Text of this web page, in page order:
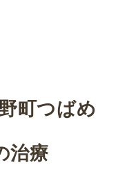
町つばめ
治療